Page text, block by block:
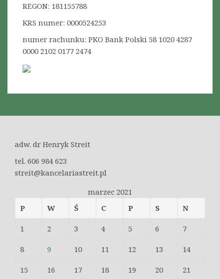
REGON: 181155788
KRS numer: 0000524253
numer rachunku: PKO Bank Polski 58 1020 4287
0000 2102 0177 2474
adw. dr Henryk Streit
tel. 606 984 623
streit@kancelariastreit.pl
marzec 2021
P
W Ś C P S N
1 2 3 4 5 6 7
8 9 10 11 12 13 14
15 16 17 18 19 20 21